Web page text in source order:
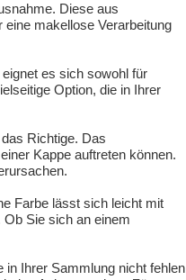
Diese aus
makellose Verarbeitung
es sich sowohl für
Option, die in Ihrer
Richtige. Das
Kappe auftreten können.
Farbe lässt sich leicht mit
Sie sich an einem
Ihrer Sammlung nicht fehlen